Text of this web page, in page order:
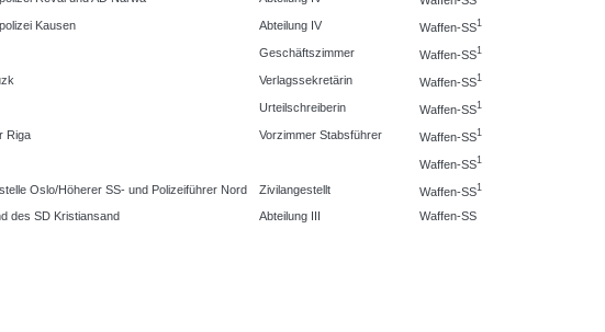
Kausen Abteilung IV Waffen-SS1
Geschäftszimmer Waffen-SS1
Verlagssekretärin Waffen-SS1
Urteilschreiberin Waffen-SS1
Riga Vorzimmer Stabsführer Waffen-SS1
Waffen-SS1
Oslo/Höherer SS- und Polizeiführer Nord Zivilangestellt Waffen-SS1
des SD Kristiansand Abteilung III Waffen-SS